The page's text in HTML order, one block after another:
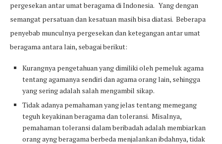
pergesekan antar umat beragama di Indonesia. Yang dengan
semangat persatuan dan kesatuan masih bisa diatasi. Beberapa
penyebab munculnya pergesekan dan ketegangan antar umat
beragama antara lain, sebagai berikut:
Kurangnya pengetahuan yang dimiliki oleh pemeluk agama
tentang agamanya sendiri dan agama orang lain, sehingga
yang sering adalah salah mengambil sikap.
Tidak adanya pemahaman yang jelas tentang memegang
teguh keyakinan beragama dan toleransi. Misalnya,
pemahaman toleransi dalam beribadah adalah membiarkan
orang ayng beragama berbeda menjalankan ibdahnya, tidak